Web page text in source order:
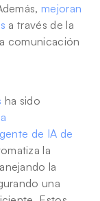
mejoran
a través de la
comunicación
ha sido
de IA de
la
la
una